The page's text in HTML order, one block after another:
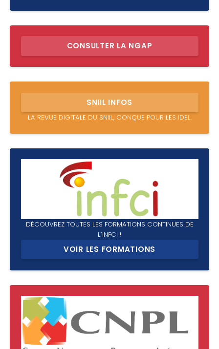
CONSULTER LA NGAP
SNIIL INFOS
LA REVUE DIGITALE DU SNIIL, CONÇUE POUR LES IDEL.
DÉCOUVREZ TOUTES LES FORMATIONS CONTINUES DE
L’INFCI !
VOIR LES FORMATIONS